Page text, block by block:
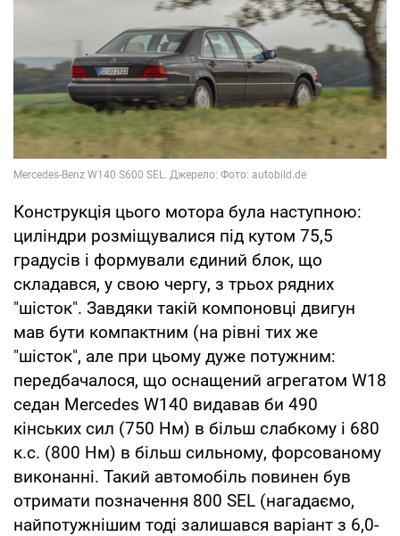
Конструкція цього мотора була наступною:
циліндри розміщувалися під кутом 75,5
градусів і формували єдиний блок, що
складався, у свою чергу, з трьох рядних
"шісток". Завдяки такій компоновці двигун
мав бути компактним (на рівні тих же
"шісток", але при цьому дуже потужним:
передбачалося, що оснащений агрегатом W18
седан Mercedes W140 видавав би 490
кінських сил (750 Нм) в більш слабкому і 680
к.с. (800 Нм) в більш сильному, форсованому
виконанні. Такий автомобіль повинен був
отримати позначення 800 SEL (нагадаємо,
найпотужнішим тоді залишався варіант з 6,0-